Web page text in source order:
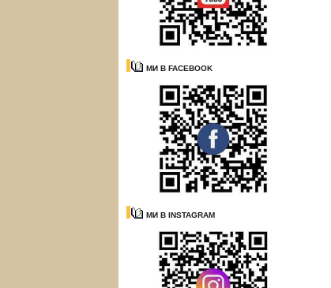
МИ В FACEBOOK
МИ В INSTAGRAM